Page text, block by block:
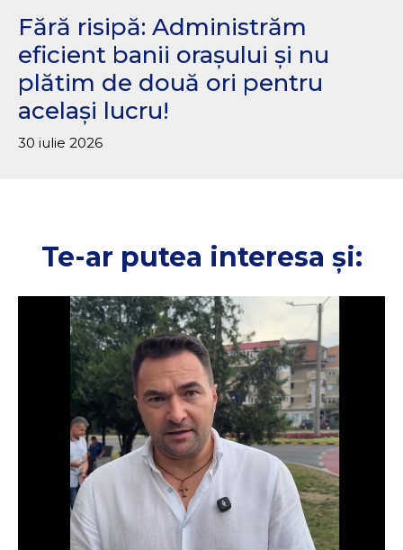
Fără risipă: Administrăm
eficient banii orașului și nu
plătim de două ori pentru
același lucru!
30 iulie 2026
Te-ar putea interesa și: